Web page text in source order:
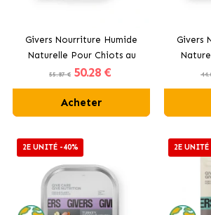
Givers Nourriture Humide
Naturelle Pour Chiots au
Dinde, Poulet et Légumes
55.87 € 50.28 €
Acheter
Givers
Morue,
2E UNITÉ -40% 2E UNITÉ